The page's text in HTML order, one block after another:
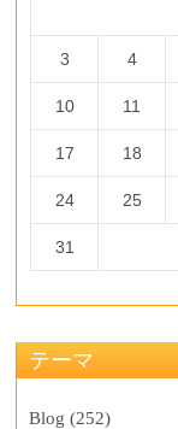
3 4
10 11
17 18
24 25
31
テーマ
Blog (252)